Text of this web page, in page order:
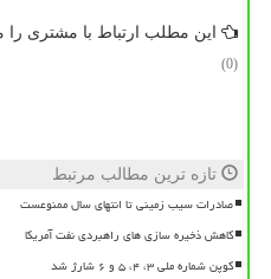
این مطلب ارتباط با مشتری را
(0)
تازه ترین مطالب مرتبط
صادرات سیب زمینی تا انتهای سال ممنوعست
کاهش ذخیره سازی های راهبردی نفت آمریکا
کوپن شماره ملی ۳، ۴، ۵ و ۶ شارژ شد